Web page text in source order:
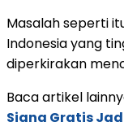
Masalah seperti
Indonesia yang
diperkirakan
Baca artikel
Siang Gratis